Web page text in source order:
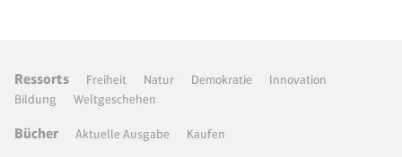
Ressorts Freiheit Natur Demokratie
Innovation
Bildung
Weltgeschehen
Bücher Aktuelle Ausgabe Kaufen